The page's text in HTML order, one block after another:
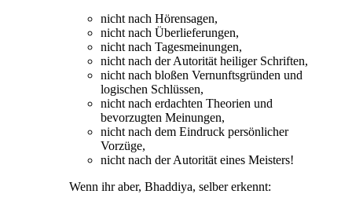
nicht nach Hörensagen,
nicht nach Überlieferungen,
nicht nach Tagesmeinungen,
nicht nach der Autorität heiliger Schriften,
nicht nach bloßen Vernunftsgründen und
logischen Schlüssen,
nicht nach erdachten Theorien und
bevorzugten Meinungen,
nicht nach dem Eindruck persönlicher
Vorzüge,
nicht nach der Autorität eines Meisters!
Wenn ihr aber, Bhaddiya, selber erkennt: